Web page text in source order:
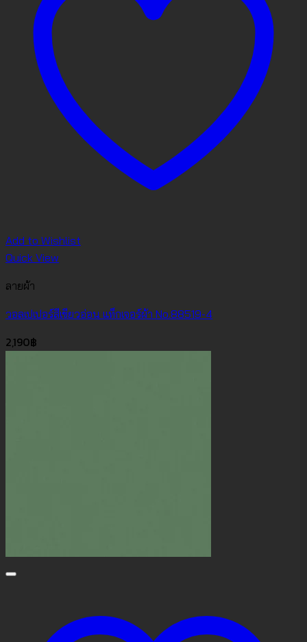
Add to Wishlist
Quick View
ลายผ้า
วอลเปเปอร์สีเขียวอ่อน แท็กเจอร์ผ้า No.88519-4
2,190฿